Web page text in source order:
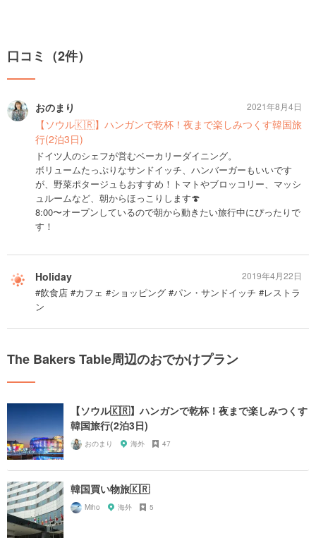
口コミ（2件）
おのまり
【ソウル🇰🇷】ハンガンで乾杯！夜まで楽しみつくす韓国旅
行(2泊3日)
ドイツ人のシェフが営むベーカリーダイニング。
ボリュームたっぷりなサンドイッチ、ハンバーガーもいいです
が、野菜ポタージュもおすすめ！トマトやブロッコリー、マッシ
ュルームなど、朝からほっこりします🍄
8:00〜オープンしているので朝から動きたい旅行中にぴったりで
す！
2021年8月4日
Holiday
#飲食店 #カフェ #ショッピング #パン・サンドイッチ #レストラ
ン
2019年4月22日
The Bakers Table周辺のおでかけプラン
【ソウル🇰🇷】ハンガンで乾杯！夜まで楽しみつくす
韓国旅行(2泊3日)
おのまり 海外 47
韓国買い物旅🇰🇷
Miho 海外 5